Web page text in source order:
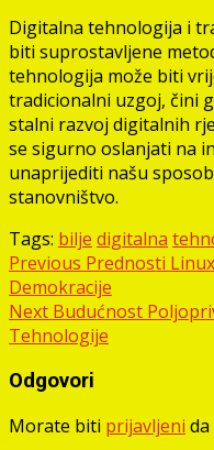
Digitalna tehnologija i
biti suprostavljene
tehnologija može biti
tradicionalni uzgoj, čini
stalni razvoj digitalnih
se sigurno oslanjati na
unaprijediti našu
stanovništvo.
Tags: bilje digitalna
Post
navigation
Previous Prednosti
Demokracije
Next Budućnost
Tehnologije
Odgovori
Morate biti prijavljeni